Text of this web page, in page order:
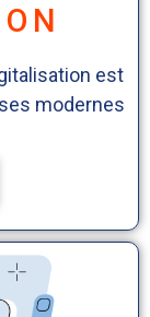
est
modernes